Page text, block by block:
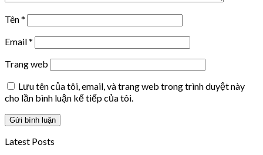
Tên*
Email*
Trang web
Lưu tên của tôi, email, và trang web trong trình duyệt này
cho lần bình luận kế tiếp của tôi.
Latest Posts